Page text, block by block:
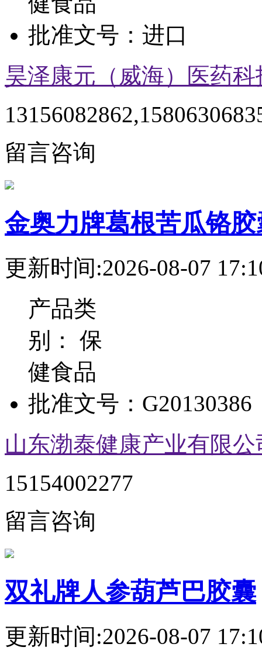
批准文号： 进口
昊泽康元（威海）医药
留言咨询
金奥力牌葛根苦瓜铬胶
更新时间:2026-08-07
产品类
别： 保
健食品
批准文号： G20130386
山东渤泰健康产业有限公
15154002277
留言咨询
双礼牌人参葫芦巴胶囊
更新时间:2026-08-07